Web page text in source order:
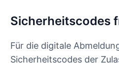
Sicherheitscodes
Für die digitale
Sicherheitscodes der